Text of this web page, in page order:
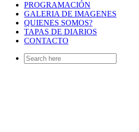
PROGRAMACIÓN
GALERIA DE IMAGENES
QUIENES SOMOS?
TAPAS DE DIARIOS
CONTACTO
Search
for: